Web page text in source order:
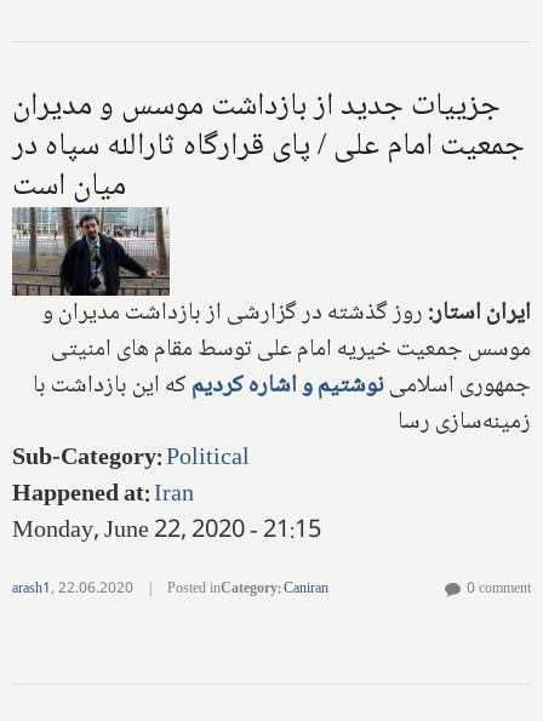
جزییات جدید از بازداشت موسس و مدیران
جمعیت امام علی / پای قرارگاه ثارالله سپاه در
میان است
ایران استار:روز گذشته در گزارشی از بازداشت مدیران و
موسس جمعیت خیریه امام علی توسط مقام های امنیتی
جمهوری اسلامینوشتیم و اشاره کردیمکه این بازداشت با
زمینه‌سازی رسا
Sub-Category:Political
Happened at:Iran
Monday, June 22, 2020 - 21:15
arash1,22.06.2020 | Posted inCategory:Caniran 0 comment